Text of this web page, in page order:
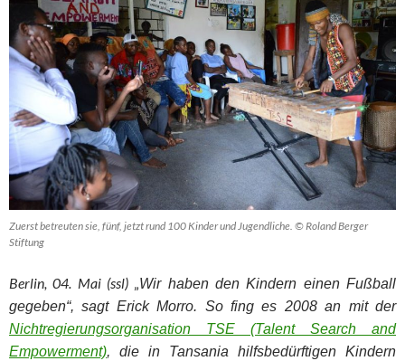
Zuerst betreuten sie, fünf, jetzt rund 100 Kinder und Jugendliche. © Roland Berger
Stiftung
Berlin, 04. Mai (ssl) „Wir haben den Kindern einen Fußball
gegeben“, sagt Erick Morro. So fing es 2008 an mit der
Nichtregierungsorganisation TSE (Talent Search and
Empowerment), die in Tansania hilfsbedürftigen Kindern